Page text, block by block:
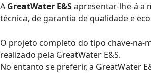
A GreatWater E&Sapresentar-lhe-á a
técnica, de garantia de qualidade e
O projeto completo do tipo chave-na-
realizado pela GreatWater E&S.
No entanto se preferir, a GreatWater